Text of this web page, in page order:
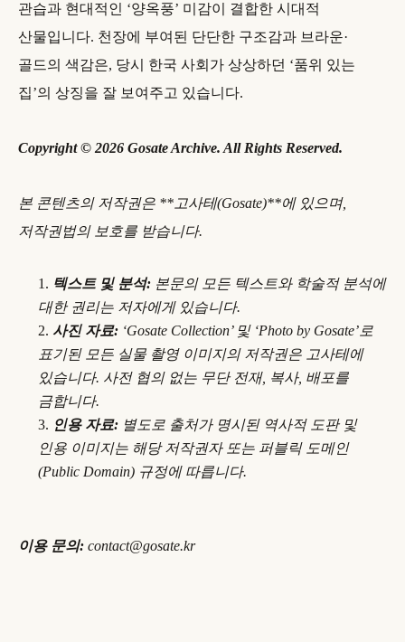
관습과 현대적인 ‘양옥풍’ 미감이 결합한 시대적
산물입니다. 천장에 부여된 단단한 구조감과 브라운·
골드의 색감은, 당시 한국 사회가 상상하던 ‘품위 있는
집’의 상징을 잘 보여주고 있습니다.
Copyright © 2026 Gosate Archive. All Rights Reserved.
본 콘텐츠의 저작권은 **고사테(Gosate)**에 있으며,
저작권법의 보호를 받습니다.
텍스트 및 분석: 본문의 모든 텍스트와 학술적 분석에
대한 권리는 저자에게 있습니다.
사진 자료: ‘Gosate Collection’ 및 ‘Photo by Gosate’로
표기된 모든 실물 촬영 이미지의 저작권은 고사테에
있습니다. 사전 협의 없는 무단 전재, 복사, 배포를
금합니다.
인용 자료: 별도로 출처가 명시된 역사적 도판 및
인용 이미지는 해당 저작권자 또는 퍼블릭 도메인
(Public Domain) 규정에 따릅니다.
이용 문의:contact@gosate.kr